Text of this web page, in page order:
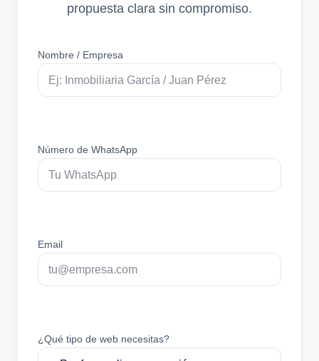
propuesta clara sin compromiso.
Nombre / Empresa
Número de WhatsApp
Email
¿Qué tipo de web necesitas?